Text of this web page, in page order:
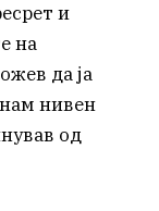
и
на
да ја
нивен
од